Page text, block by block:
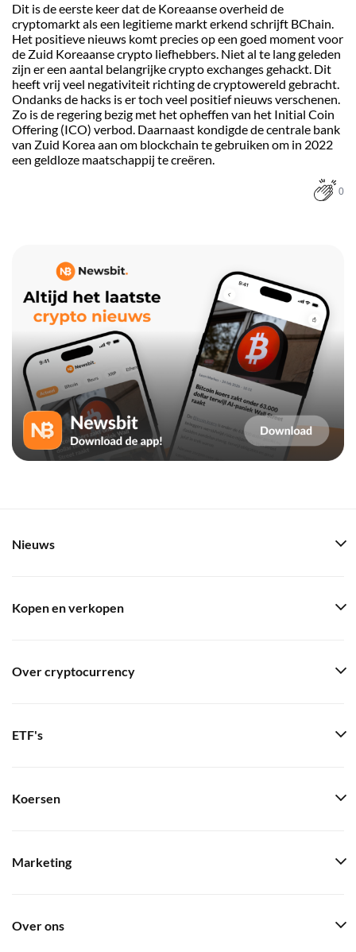
Dit is de eerste keer dat de Koreaanse overheid de
cryptomarkt als een legitieme markt erkend schrijft BChain.
Het positieve nieuws komt precies op een goed moment voor
de Zuid Koreaanse crypto liefhebbers. Niet al te lang geleden
zijn er een aantal belangrijke crypto exchanges gehackt. Dit
heeft vrij veel negativiteit richting de cryptowereld gebracht.
Ondanks de hacks is er toch veel positief nieuws verschenen.
Zo is de regering bezig met het opheffen van het Initial Coin
Offering (ICO) verbod. Daarnaast kondigde de centrale bank
van Zuid Korea aan om blockchain te gebruiken om in 2022
een geldloze maatschappij te creëren.
0
Nieuws
Kopen en verkopen
Over cryptocurrency
ETF's
Koersen
Marketing
Over ons